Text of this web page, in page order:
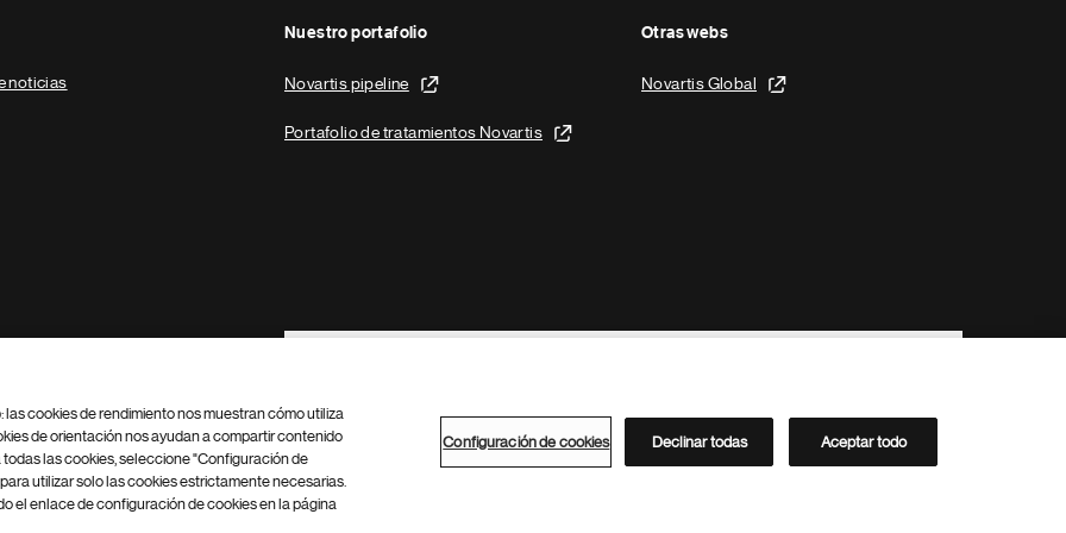
noticias
Nuestro portafolio
Novartis pipeline
Portafolio de tratamientos Novartis
Otras webs
Novartis Global
Footer Site Search
Configuración de cookies Mapa del sitio
Directorio de Novartis
cookies de rendimiento nos muestran cómo utiliza
de orientación nos ayudan a compartir contenido
las cookies, seleccione "Configuración de
utilizar solo las cookies estrictamente necesarias.
el enlace de configuración de cookies en la página
Configuración de cookies Declinar todas Aceptar todo